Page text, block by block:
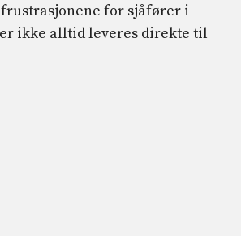
frustrasjonene for sjåfører i
ikke alltid leveres direkte til